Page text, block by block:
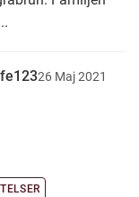
26 Maj2021